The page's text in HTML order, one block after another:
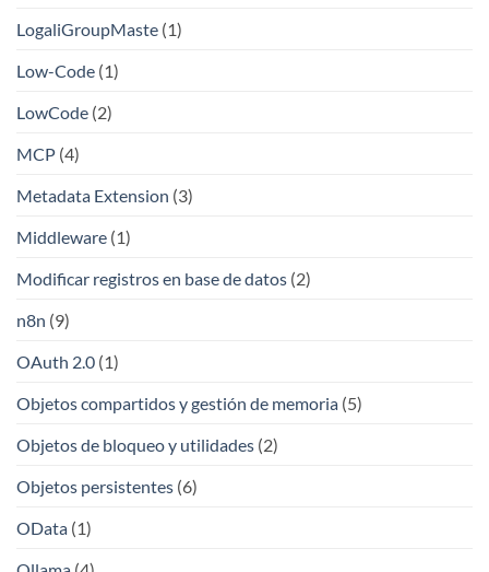
LogaliGroupMaste (1)
Low-Code (1)
LowCode (2)
MCP (4)
Metadata Extension (3)
Middleware (1)
Modificar registros en base de datos (2)
n8n (9)
OAuth 2.0 (1)
Objetos compartidos y gestión de memoria (5)
Objetos de bloqueo y utilidades (2)
Objetos persistentes (6)
OData (1)